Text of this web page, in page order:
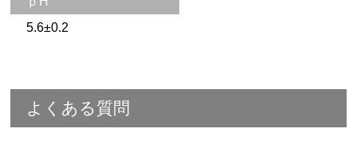
5.6±0.2
よくある質問